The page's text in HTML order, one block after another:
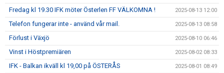
Fredag kl 19.30 IFK möter Österlen FF VÄLKOMNA ! 2025-08-13 12:00
Telefon fungerar inte - använd vår mail. 2025-08-13 08:58
Förlust i Växjö 2025-08-10 06:46
Vinst i Höstpremiären 2025-08-02 08:33
IFK - Balkan ikväll kl 19,00 på ÖSTERÅS 2025-08-01 08:49